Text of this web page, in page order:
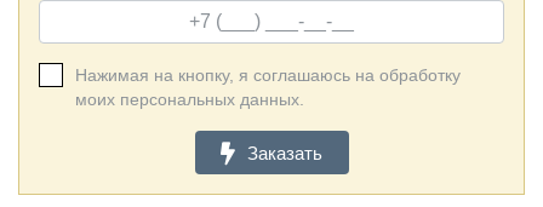
Нажимая на кнопку, я соглашаюсь на обработку
моих персональных данных.
Заказать